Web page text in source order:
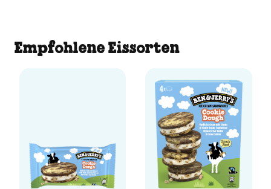
Empfohlene Eissorten